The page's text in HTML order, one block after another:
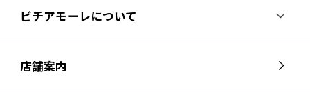
ビチアモーレについて
ビチアモーレについて
スタッフ紹介
会社概要
店舗案内